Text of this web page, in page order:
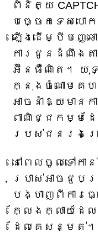
ពិនិត្យ
បច្ចេកទេសប
ឡើងដើម្បីបញ្
ការជូនដំណឹង
អ៊ីនធឺណិត។ យុទ្ធ
ក្នុងចំណោមគេ
អាចនាំឱ្យមាន
ពាណិជ្ជកម្មដ
របស់ជនរងគ្រ
នៅពេលចូលទៅកាន់
ប្រាស់អាចជួបប្
បង្ហាញពីការធ្វ
ក្លែងក្លាយដែ
ដែលគេសន្មត់។